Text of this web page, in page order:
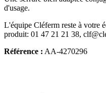
d'usage.
L'équipe Cléferm reste à votre
produit: 01 47 21 21 38,
Référence : AA-4270296